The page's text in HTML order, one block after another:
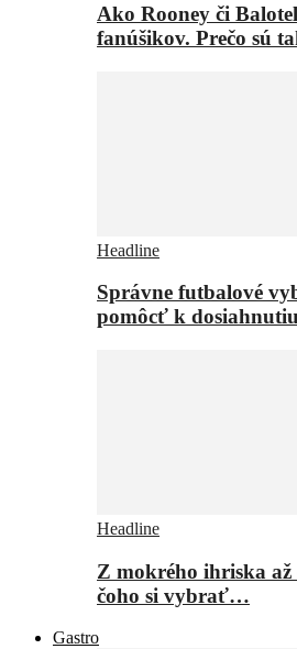
Ako Rooney či
fanúšikov. Prečo sú
Headline
Správne futbalové
pomôcť k
Headline
Z mokrého ihriska
čoho si vybrať…
Gastro